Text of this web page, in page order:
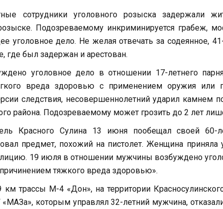
сотрудники уголовного розыска задержали
Подозреваемому инкриминируется грабеж,
уголовное дело. Не желая отвечать за содеянное,
где был задержан и арестован.
уголовное дело в отношении 17-летнего
вреда здоровью с применением оружия или
следствия, несовершеннолетний ударил камнем
района. Подозреваемому может грозить до 2 лет
Красного Сулина 13 июня пообещал своей 60-
предмет, похожий на пистолет. Женщина приняла
19 июля в отношении мужчины возбуждено
тяжкого вреда здоровью».
трассы М-4 «Дон», на территории
которым управлял 32-летний мужчина,